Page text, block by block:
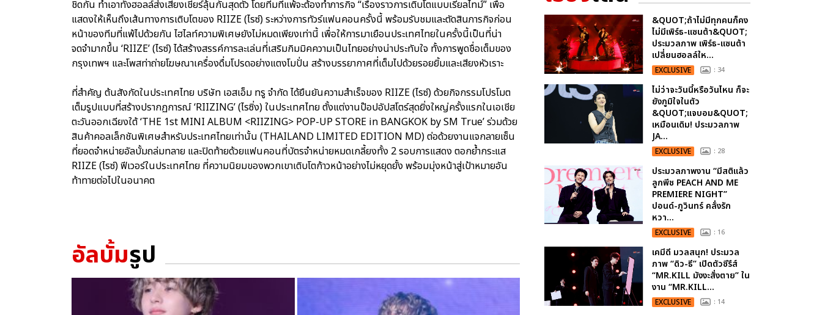
ชิดกัน ทำเอาทั้งฮอลล์ส่งเสียงเชียร์ลุ้นกันสุดตัว โดยทีมที่แพ้จะต้องทำภารกิจ “เรื่องราวการเติบโตแบบเรียลไทม์” เพื่อ
แสดงให้เห็นถึงเส้นทางการเติบโตของ RIIZE (ไรซ์) ระหว่างการทัวร์แฟนคอนครั้งนี้ พร้อมรับชมและตัดสินภารกิจก่อน
หน้าของทีมที่แพ้ไปด้วยกัน ไฮไลท์ความพิเศษยังไม่หมดเพียงเท่านี้ เพื่อให้การมาเยือนประเทศไทยในครั้งนี้เป็นที่น่า
จดจำมากขึ้น ‘RIIZE’ (ไรซ์) ได้สร้างสรรค์การละเล่นที่เสริมกิมมิคความเป็นไทยอย่างน่าประทับใจ ทั้งการพูดชื่อเต็มของ
กรุงเทพฯ และโพสท่าถ่ายโฆษณาเครื่องดื่มโปรดอย่างแตงโมปั่น สร้างบรรยากาศที่เต็มไปด้วยรอยยิ้มและเสียงหัวเราะ
ที่สำคัญ ต้นสังกัดในประเทศไทย บริษัท เอสเอ็ม ทรู จำกัด ได้ยืนยันความสำเร็จของ RIIZE (ไรซ์) ด้วยกิจกรรมโปรโมต
เต็มรูปแบบที่สร้างปรากฏการณ์ ‘RIIZING’ (ไรซิ่ง) ในประเทศไทย ตั้งแต่งานป๊อปอัปสโตร์สุดยิ่งใหญ่ครั้งแรกในเอเชีย
ตะวันออกเฉียงใต้ ‘THE 1st MINI ALBUM <RIIZING> POP-UP STORE in BANGKOK by SM True’ ร่วมด้วย
สินค้าคอลเล็กชันพิเศษสำหรับประเทศไทยเท่านั้น (THAILAND LIMITED EDITION MD) ต่อด้วยงานแจกลายเซ็น
ที่ยอดจำหน่ายอัลบั้มถล่มทลาย และปิดท้ายด้วยแฟนคอนที่บัตรจำหน่ายหมดเกลี้ยงทั้ง 2 รอบการแสดง ตอกย้ำกระแส
RIIZE (ไรซ์) ฟีเวอร์ในประเทศไทย ที่ความนิยมของพวกเขาเติบโตก้าวหน้าอย่างไม่หยุดยั้ง พร้อมมุ่งหน้าสู่เป้าหมายอัน
ท้าทายต่อไปในอนาคต
อัลบั้มรูป
&QUOT;ถ้าไม่มีทุกคนก็คง
ไม่มีเพิร์ธ-แซนต้า&QUOT;
ประมวลภาพ เพิร์ธ-แซนต้า
เปลี่ยนฮอลล์ให...
EXCLUSIVE : 34
ไม่ว่าจะวันนี้หรือวันไหน ก็จะ
ยังภูมิใจในตัว
&QUOT;แจบอม&QUOT;
เหมือนเดิม! ประมวลภาพ
JA...
EXCLUSIVE : 28
ประมวลภาพงาน “มีสติแล้ว
ลูกพีช PEACH AND ME
PREMIERE NIGHT”
ปอนด์-ภูวินทร์ คลั่งรัก
หวา...
EXCLUSIVE : 16
เคมีดี มวลสนุก! ประมวล
ภาพ “ดิว-ธี” เปิดตัวซีรีส์
“MR.KILL มังงะสั่งตาย” ใน
งาน “MR.KILL...
EXCLUSIVE : 14